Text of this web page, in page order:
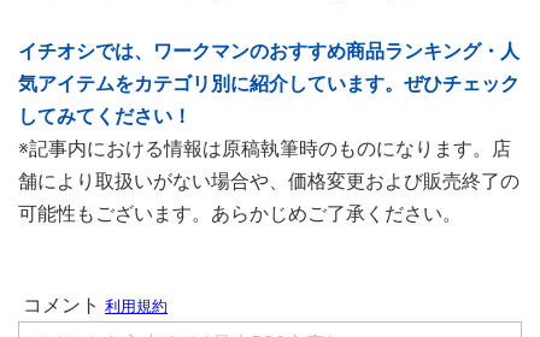
イチオシでは、ワークマンのおすすめ商品ランキング・人
気アイテムをカテゴリ別に紹介しています。ぜひチェック
してみてください！
※記事内における情報は原稿執筆時のものになります。店
舗により取扱いがない場合や、価格変更および販売終了の
可能性もございます。あらかじめご了承ください。